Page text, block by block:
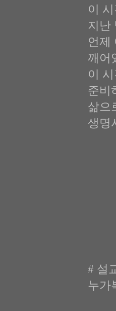
이
지난
언제
깨어
이
준비
삶으
생명
# 설
누가